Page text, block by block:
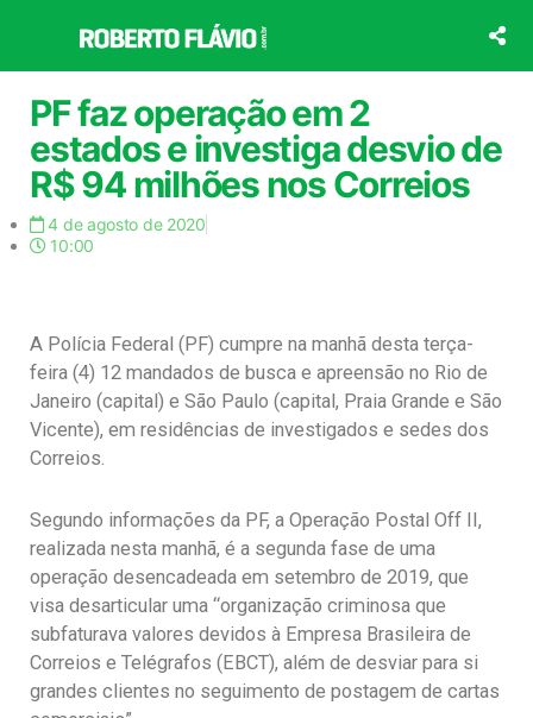
o
conteúdo
PF faz operação em 2
estados e investiga desvio de
R$ 94 milhões nos Correios
4 de agosto de 2020
10:00
A Polícia Federal (PF) cumpre na manhã desta terça-
feira (4) 12 mandados de busca e apreensão no Rio de
Janeiro (capital) e São Paulo (capital, Praia Grande e São
Vicente), em residências de investigados e sedes dos
Correios.
Segundo informações da PF, a Operação Postal Off II,
realizada nesta manhã, é a segunda fase de uma
operação desencadeada em setembro de 2019, que
visa desarticular uma “organização criminosa que
subfaturava valores devidos à Empresa Brasileira de
Correios e Telégrafos (EBCT), além de desviar para si
grandes clientes no seguimento de postagem de cartas